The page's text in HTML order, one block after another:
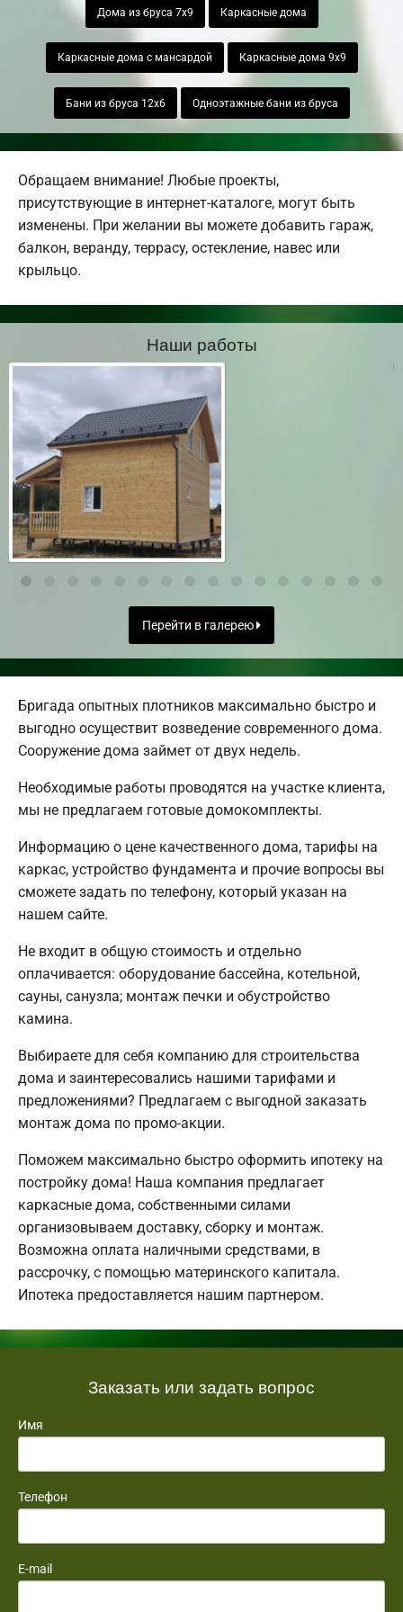
Дома из бруса 7х9 Каркасные дома
Каркасные дома с мансардой Каркасные дома 9х9
Бани из бруса 12х6 Одноэтажные бани из бруса
Обращаем внимание! Любые проекты,
присутствующие в интернет-каталоге, могут быть
изменены. При желании вы можете добавить гараж,
балкон, веранду, террасу, остекление, навес или
крыльцо.
Наши работы
Перейти в галерею
Бригада опытных плотников максимально быстро и
выгодно осуществит возведение современного дома.
Сооружение дома займет от двух недель.
Необходимые работы проводятся на участке клиента,
мы не предлагаем готовые домокомплекты.
Информацию о цене качественного дома, тарифы на
каркас, устройство фундамента и прочие вопросы вы
сможете задать по телефону, который указан на
нашем сайте.
Не входит в общую стоимость и отдельно
оплачивается: оборудование бассейна, котельной,
сауны, санузла; монтаж печки и обустройство
камина.
Выбираете для себя компанию для строительства
дома и заинтересовались нашими тарифами и
предложениями? Предлагаем с выгодной заказать
монтаж дома по промо-акции.
Поможем максимально быстро оформить ипотеку на
постройку дома! Наша компания предлагает
каркасные дома, собственными силами
организовываем доставку, сборку и монтаж.
Возможна оплата наличными средствами, в
рассрочку, с помощью материнского капитала.
Ипотека предоставляется нашим партнером.
Заказать или задать вопрос
Имя
Телефон
E-mail